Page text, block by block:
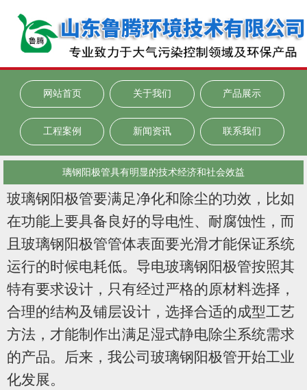
网站首页 关于我们 产品展示
工程案例 新闻资讯 联系我们
璃钢阳极管具有明显的技术经济和社会效益
玻璃钢阳极管要满足净化和除尘的功效 ，比如
在功能上要具备良好的导电性、耐腐蚀性，而
且玻璃钢阳极管管体表面要光滑才能保证系统
运行的时候电耗低。导电玻璃钢阳极管按照其
特有要求设计，只有经过严格的原材料选择，
合理的结构及铺层设计，选择合适的成型工艺
方法，才能制作出满足湿式静电除尘系统需求
的产品。后来，我公司玻璃钢阳极管开始工业
化发展。